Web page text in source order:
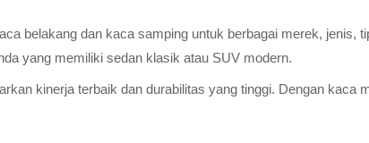
belakang dan kaca samping untuk berbagai merek, jenis,
yang memiliki sedan klasik atau SUV modern.
kinerja terbaik dan durabilitas yang tinggi. Dengan kaca